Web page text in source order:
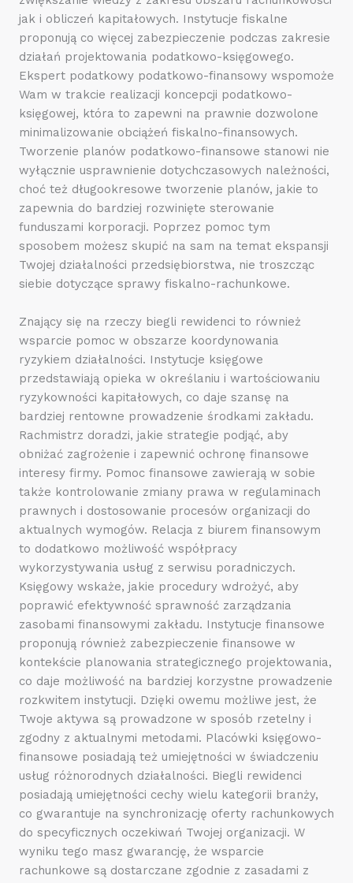
jak i obliczeń kapitałowych. Instytucje fiskalne
proponują co więcej zabezpieczenie podczas zakresie
działań projektowania podatkowo-księgowego.
Ekspert podatkowy podatkowo-finansowy wspomoże
Wam w trakcie realizacji koncepcji podatkowo-
księgowej, która to zapewni na prawnie dozwolone
minimalizowanie obciążeń fiskalno-finansowych.
Tworzenie planów podatkowo-finansowe stanowi nie
wyłącznie usprawnienie dotychczasowych należności,
choć też długookresowe tworzenie planów, jakie to
zapewnia do bardziej rozwinięte sterowanie
funduszami korporacji. Poprzez pomoc tym
sposobem możesz skupić na sam na temat ekspansji
Twojej działalności przedsiębiorstwa, nie troszcząc
siebie dotyczące sprawy fiskalno-rachunkowe.
Znający się na rzeczy biegli rewidenci to również
wsparcie pomoc w obszarze koordynowania
ryzykiem działalności. Instytucje księgowe
przedstawiają opieka w określaniu i wartościowaniu
ryzykowności kapitałowych, co daje szansę na
bardziej rentowne prowadzenie środkami zakładu.
Rachmistrz doradzi, jakie strategie podjąć, aby
obniżać zagrożenie i zapewnić ochronę finansowe
interesy firmy. Pomoc finansowe zawierają w sobie
także kontrolowanie zmiany prawa w regulaminach
prawnych i dostosowanie procesów organizacji do
aktualnych wymogów. Relacja z biurem finansowym
to dodatkowo możliwość współpracy
wykorzystywania usług z serwisu poradniczych.
Księgowy wskaże, jakie procedury wdrożyć, aby
poprawić efektywność sprawność zarządzania
zasobami finansowymi zakładu. Instytucje finansowe
proponują również zabezpieczenie finansowe w
kontekście planowania strategicznego projektowania,
co daje możliwość na bardziej korzystne prowadzenie
rozkwitem instytucji. Dzięki owemu możliwe jest, że
Twoje aktywa są prowadzone w sposób rzetelny i
zgodny z aktualnymi metodami. Placówki księgowo-
finansowe posiadają też umiejętności w świadczeniu
usług różnorodnych działalności. Biegli rewidenci
posiadają umiejętności cechy wielu kategorii branży,
co gwarantuje na synchronizację oferty rachunkowych
do specyficznych oczekiwań Twojej organizacji. W
wyniku tego masz gwarancję, że wsparcie
rachunkowe są dostarczane zgodnie z zasadami z